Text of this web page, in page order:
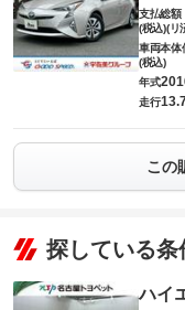
支払総額
(税込)(リ
車両本体
(税込)
年式
走行
この
探している条
ハイ